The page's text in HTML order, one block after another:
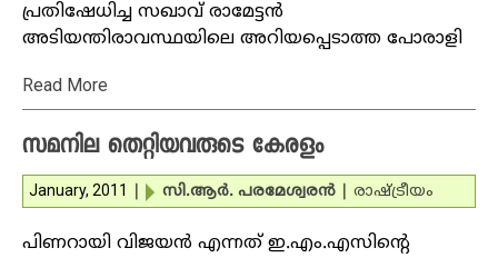
പ്രതിഷേധിച്ച സഖാവ് രാമേട്ടന്‍
അടിയന്തിരാവസ്ഥയിലെ അറിയപ്പെടാത്ത പോരാളി
Read More
സമനില തെറ്റിയവരുടെ കേരളം
January, 2011 സി.ആര്‍. പരമേശ്വരന്‍ രാഷ്ട്രീയം
പിണറായി വിജയന്‍ എന്നത് ഇ.എം.എസിന്റെ